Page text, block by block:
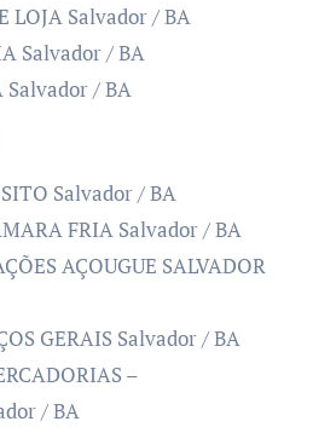
LOJA Salvador / BA
Salvador / BA
Salvador / BA
Salvador / BA
FRIA Salvador / BA
AÇOUGUE SALVADOR
GERAIS Salvador / BA
–
/ BA